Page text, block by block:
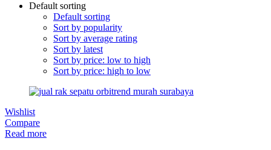
Default sorting
Default sorting
Sort by popularity
Sort by average rating
Sort by latest
Sort by price: low to high
Sort by price: high to low
Wishlist
Compare
Read more